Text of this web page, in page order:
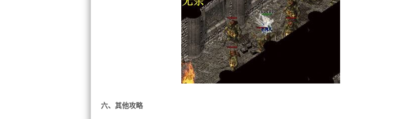
六、其他攻略